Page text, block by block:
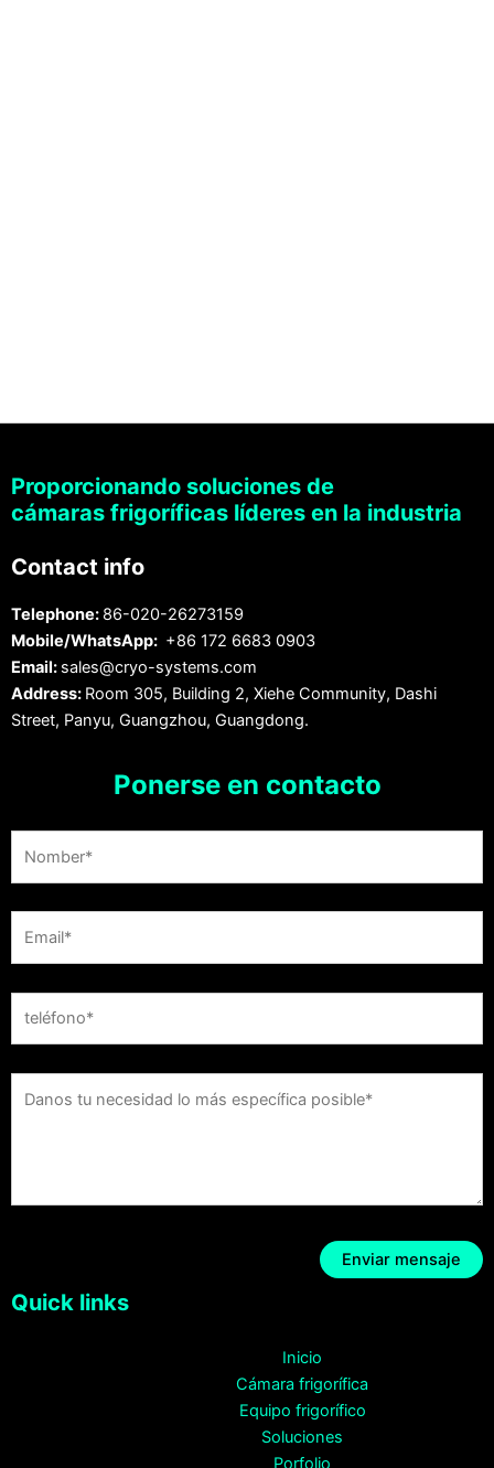
Proporcionando soluciones de
cámaras frigoríficas líderes en la industria
Contact info
Telephone: 86-020-26273159
Mobile/WhatsApp: +86 172 6683 0903
Email: sales@cryo-systems.com
Address: Room 305, Building 2, Xiehe Community, Dashi
Street, Panyu, Guangzhou, Guangdong.
Ponerse en contacto
Quick links
Inicio
Cámara frigorífica
Equipo frigorífico
Soluciones
Porfolio